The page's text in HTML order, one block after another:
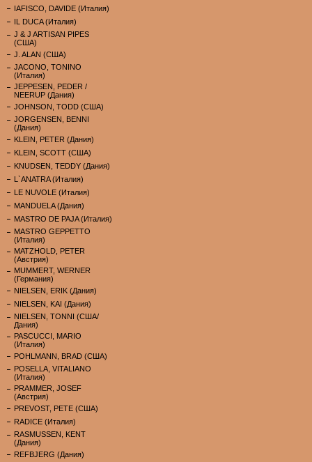
IAFISCO, DAVIDE (Италия)
IL DUCA (Италия)
J & J ARTISAN PIPES
(США)
J. ALAN (США)
JACONO, TONINO
(Италия)
JEPPESEN, PEDER /
NEERUP (Дания)
JOHNSON, TODD (США)
JORGENSEN, BENNI
(Дания)
KLEIN, PETER (Дания)
KLEIN, SCOTT (США)
KNUDSEN, TEDDY (Дания)
L`ANATRA (Италия)
LE NUVOLE (Италия)
MANDUELA (Дания)
MASTRO DE PAJA (Италия)
MASTRO GEPPETTO
(Италия)
MATZHOLD, PETER
(Австрия)
MUMMERT, WERNER
(Германия)
NIELSEN, ERIK (Дания)
NIELSEN, KAI (Дания)
NIELSEN, TONNI (США/
Дания)
PASCUCCI, MARIO
(Италия)
POHLMANN, BRAD (США)
POSELLA, VITALIANO
(Италия)
PRAMMER, JOSEF
(Австрия)
PREVOST, PETE (США)
RADICE (Италия)
RASMUSSEN, KENT
(Дания)
REFBJERG (Дания)